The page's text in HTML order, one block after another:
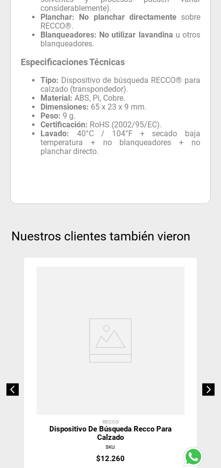
considerablemente).
Planchar: No planchar directamentesobre
RECCO®.
Blanqueadores: No utilizar lavandina u otros
blanqueadores.
Especificaciones Técnicas
Tipo: Dispositivo de búsqueda RECCO® para
calzado (transpondedor).
Material: ABS, Pi, Cobre.
Dimensiones: 65 x 23 x 9 mm.
Peso: 9 g.
Certificación: RoHS (2002/95/EC).
Lavado: 40°C / 104°F + secado baja
temperatura + no blanqueadores + no
planchar directo.
Nuestros clientes también vieron
RECCO
Dispositivo De Búsqueda Recco Para
Calzado
SKU:
$12.260